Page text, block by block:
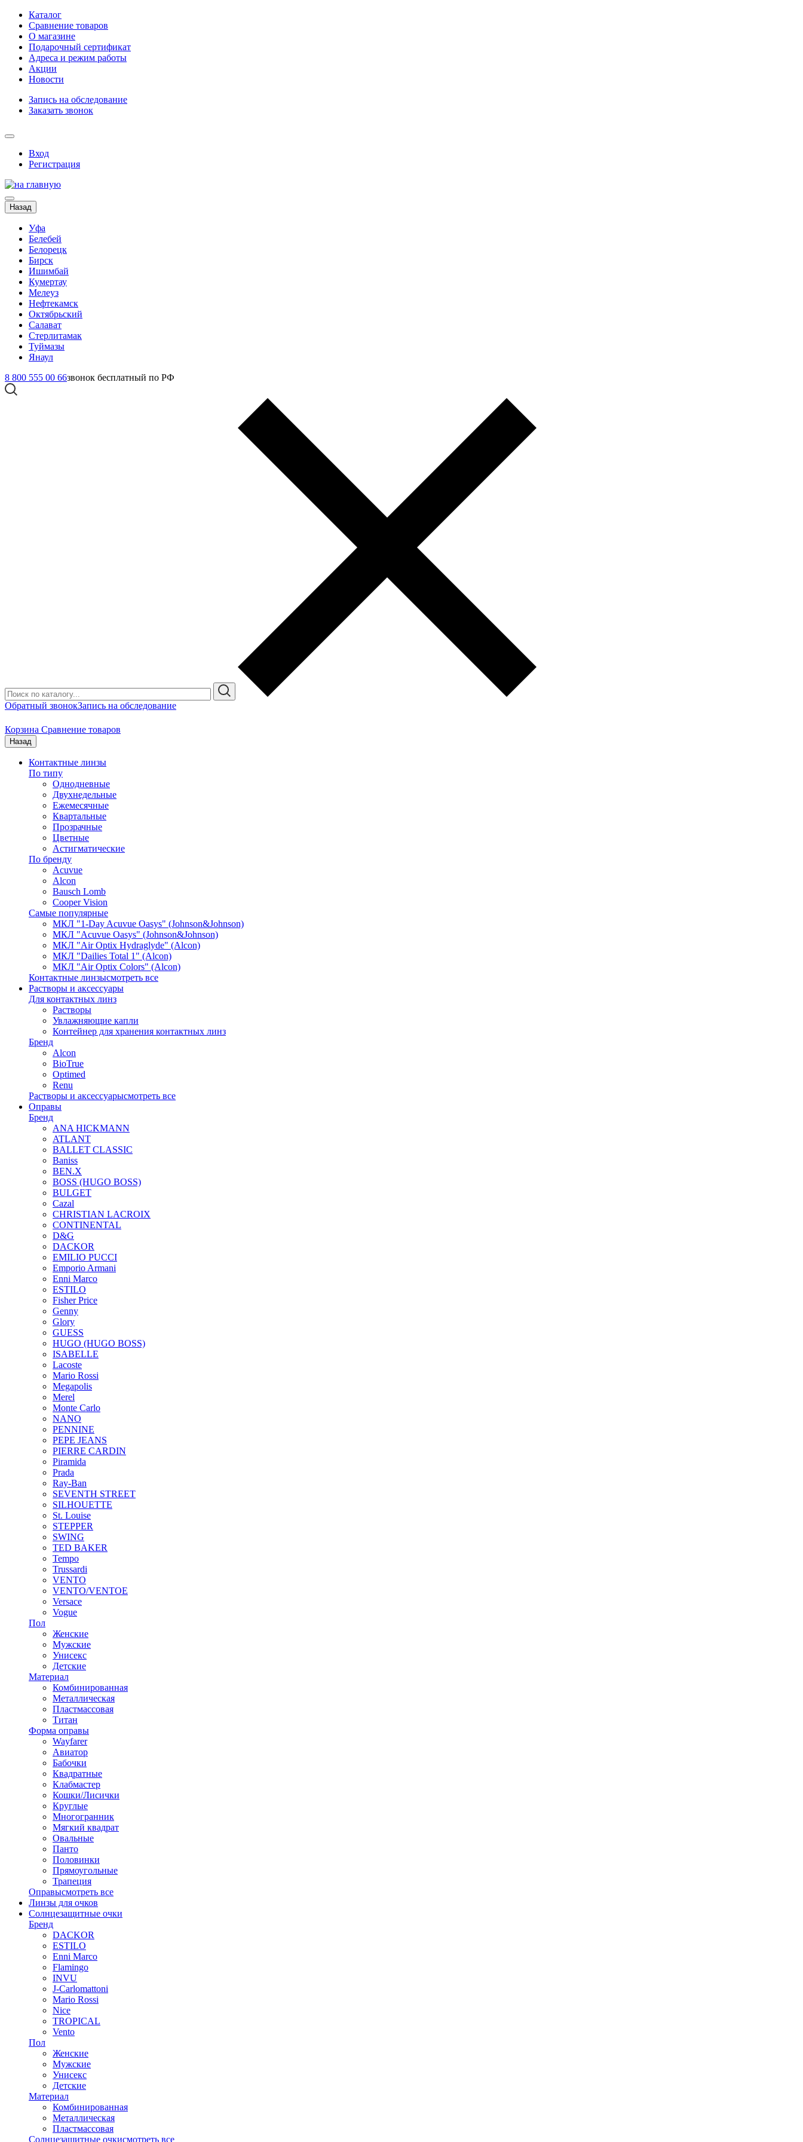
Каталог
Сравнение товаров
О магазине
Подарочный сертификат
Адреса и режим работы
Акции
Новости
Запись на обследование
Заказать звонок
Вход
Регистрация
Назад
Уфа
Белебей
Белорецк
Бирск
Ишимбай
Кумертау
Мелеуз
Нефтекамск
Октябрьский
Салават
Стерлитамак
Туймазы
Янаул
8 800 555 00 66звонок бесплатный по РФ
Обратный звонокЗапись на обследование
Корзина Сравнение товаров
Назад
Контактные линзы
По типу
Однодневные
Двухнедельные
Ежемесячные
Квартальные
Прозрачные
Цветные
Астигматические
По бренду
Acuvue
Alcon
Bausch Lomb
Cooper Vision
Самые популярные
МКЛ "1-Day Acuvue Oasys" (Johnson&Johnson)
МКЛ "Acuvue Oasys" (Johnson&Johnson)
МКЛ "Air Optix Hydraglyde" (Alcon)
МКЛ "Dailies Total 1" (Alcon)
МКЛ "Air Optix Colors" (Alcon)
Контактные линзысмотреть все
Растворы и аксессуары
Для контактных линз
Растворы
Увлажняющие капли
Контейнер для хранения контактных линз
Бренд
Alcon
BioTrue
Optimed
Renu
Растворы и аксессуарысмотреть все
Оправы
Бренд
ANA HICKMANN
ATLANT
BALLET CLASSIC
Baniss
BEN.X
BOSS (HUGO BOSS)
BULGET
Cazal
CHRISTIAN LACROIX
CONTINENTAL
D&G
DACKOR
EMILIO PUCCI
Emporio Armani
Enni Marco
ESTILO
Fisher Price
Genny
Glory
GUESS
HUGO (HUGO BOSS)
ISABELLE
Lacoste
Mario Rossi
Megapolis
Merel
Monte Carlo
NANO
PENNINE
PEPE JEANS
PIERRE CARDIN
Piramida
Prada
Ray-Ban
SEVENTH STREET
SILHOUETTE
St. Louise
STEPPER
SWING
TED BAKER
Tempo
Trussardi
VENTO
VENTO/VENTOE
Versace
Vogue
Пол
Женские
Мужские
Унисекс
Детские
Материал
Комбинированная
Металлическая
Пластмассовая
Титан
Форма оправы
Wayfarer
Авиатор
Бабочки
Квадратные
Клабмастер
Кошки/Лисички
Круглые
Многогранник
Мягкий квадрат
Овальные
Панто
Половинки
Прямоугольные
Трапеция
Оправысмотреть все
Линзы для очков
Солнцезащитные очки
Бренд
DACKOR
ESTILO
Enni Marco
Flamingo
INVU
J-Carlomattoni
Mario Rossi
Nice
TROPICAL
Vento
Пол
Женские
Мужские
Унисекс
Детские
Материал
Комбинированная
Металлическая
Пластмассовая
Солнцезащитные очкисмотреть все